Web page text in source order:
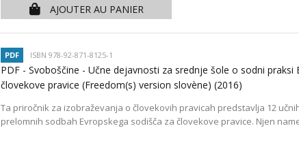
AJOUTER AU PANIER
PDF ISBN 978-92-871-8125-1
PDF - Svoboščine - Učne dejavnosti za srednje šole o sodni praksi
človekove pravice (Freedom(s) version slovène) (2016)
Ta priročnik za izobraževanja o človekovih pravicah predstavlja 12
prelomnih sodbah Evropskega sodišča za človekove pravice. Njen